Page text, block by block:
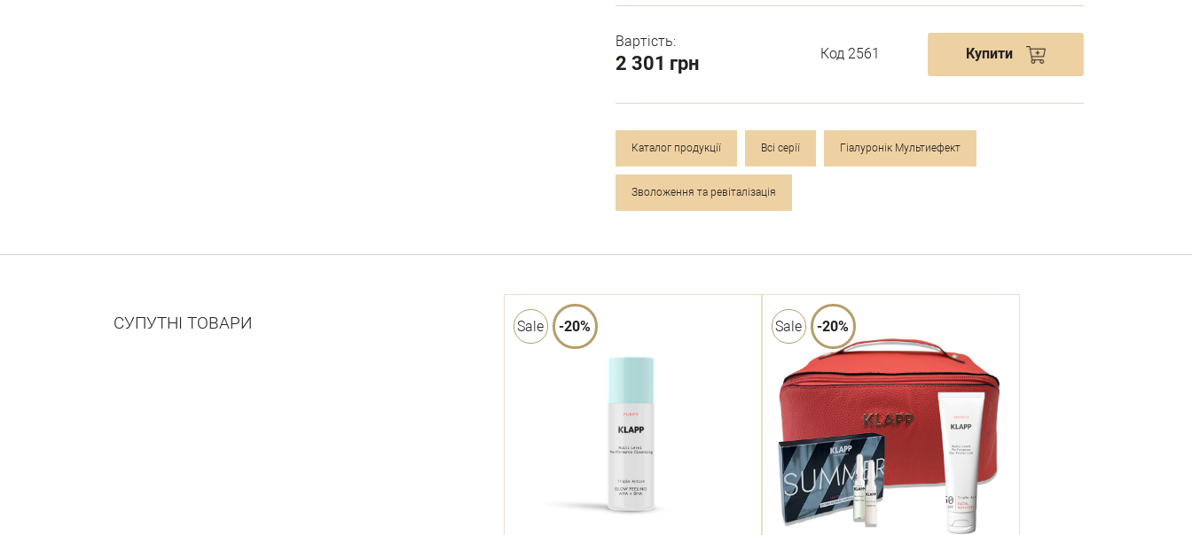
Вартість:
2 301 грн Код 2561 Купити
Каталог продукції Всі серії Гіалуронік Мультиефект
Зволоження та ревіталізація
СУПУТНІ ТОВАРИ Sale -20% Sale -20%